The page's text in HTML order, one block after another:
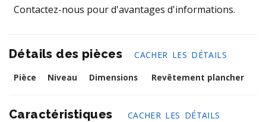
Contactez-nous pour d'avantages d'informations.
Détails des pièces
CACHER LES DÉTAILS
Pièce
Niveau Dimensions Revêtement plancher
Caractéristiques CACHER LES DÉTAILS